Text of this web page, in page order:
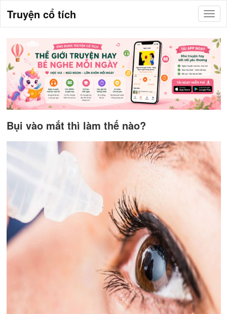
Truyện cổ tích
Bụi vào mắt thì làm thế nào?